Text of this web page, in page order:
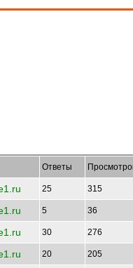
Ответы
25 315
5 36
30 276
20 205